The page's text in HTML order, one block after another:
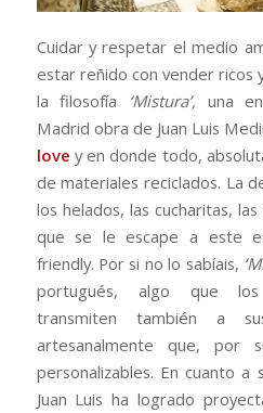
Cuidar y respetar el medio
estar reñido con vender ricos
la filosofía
‘Mistura’, una
Madrid obra de Juan Luis
love y en donde todo,
de materiales reciclados. La
los helados, las cucharitas,
que se le escape a este
friendly. Por si no lo sabíais,
portugués, algo que los
transmiten también a
artesanalmente que, por
personalizables. En cuanto
Juan Luis ha logrado